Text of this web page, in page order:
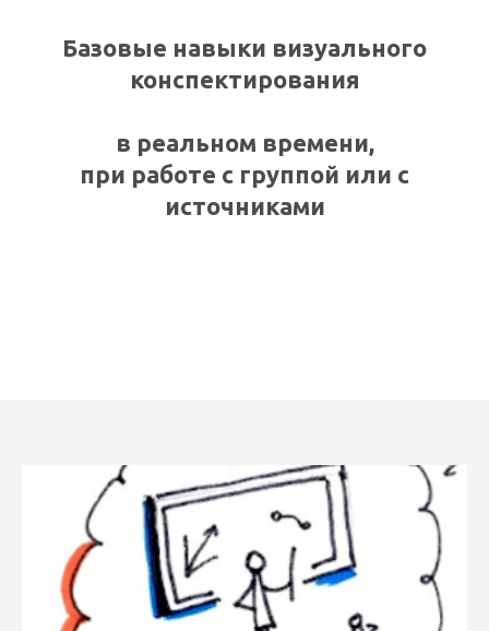
Базовые навыки визуального
конспектирования
в реальном времени,
при работе с группой или с
источниками